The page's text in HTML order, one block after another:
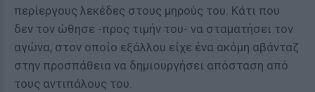
περίεργους λεκέδες στους μηρούς του. Κάτι που
δεν τον ώθησε -προς τιμήν του- να σταματήσει τον
αγώνα, στον οποίο εξάλλου είχε ένα ακόμη αβάνταζ
στην προσπάθεια να δημιουργήσει απόσταση από
τους αντιπάλους του.